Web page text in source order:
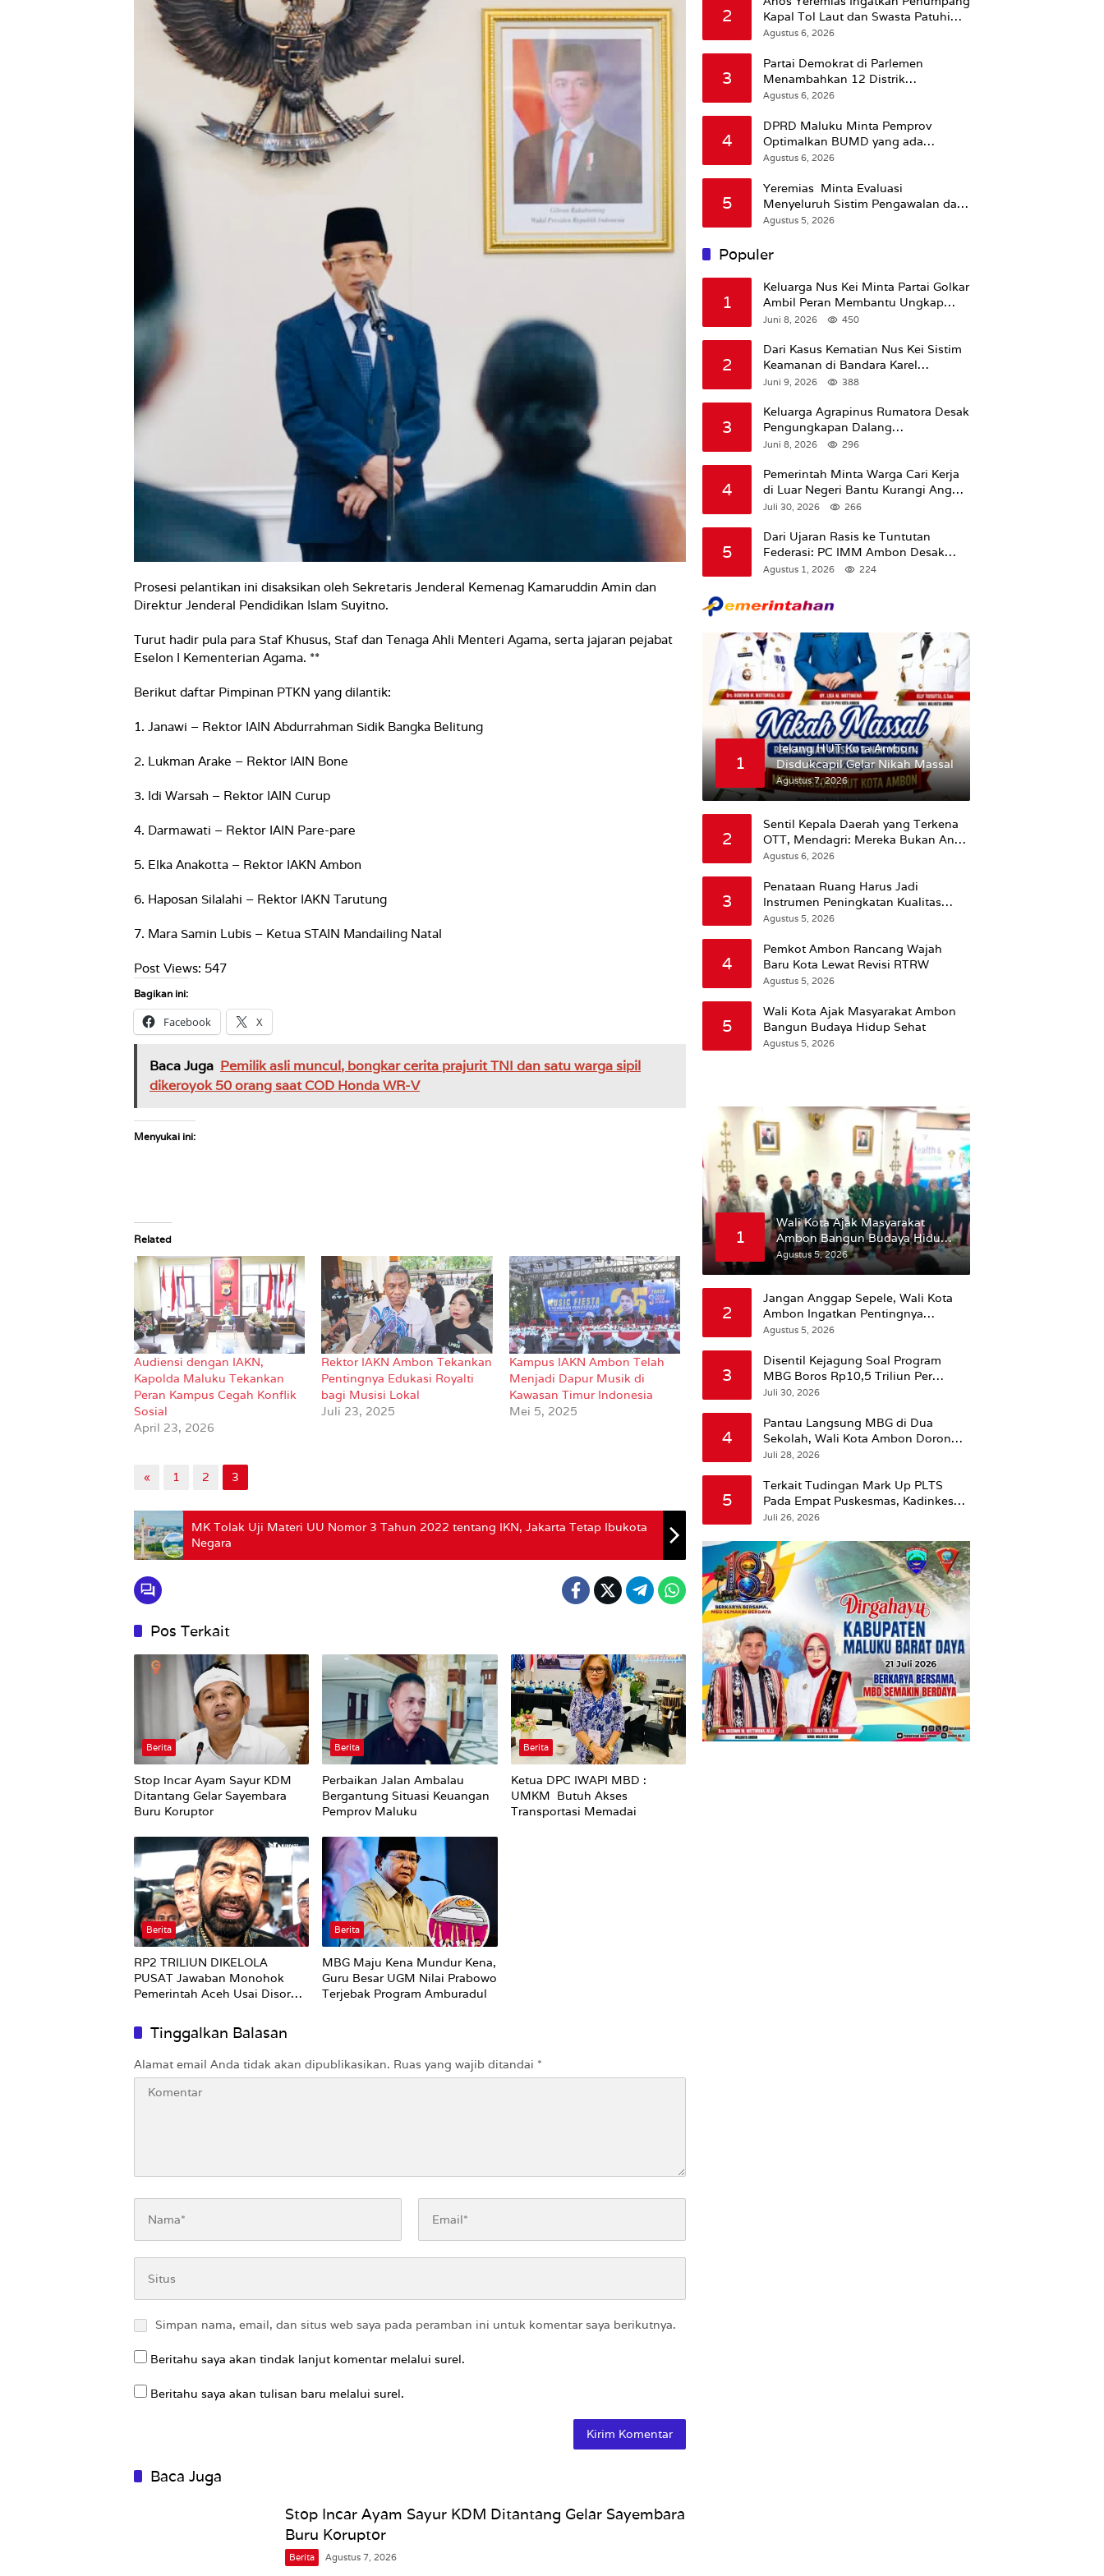
Prosesi pelantikan ini disaksikan oleh Sekretaris Jenderal Kemenag Kamaruddin Amin dan
Direktur Jenderal Pendidikan Islam Suyitno.
Turut hadir pula para Staf Khusus, Staf dan Tenaga Ahli Menteri Agama, serta jajaran pejabat
Eselon I Kementerian Agama. **
Berikut daftar Pimpinan PTKN yang dilantik:
1. Janawi – Rektor IAIN Abdurrahman Sidik Bangka Belitung
2. Lukman Arake – Rektor IAIN Bone
3. Idi Warsah – Rektor IAIN Curup
4. Darmawati – Rektor IAIN Pare-pare
5. Elka Anakotta – Rektor IAKN Ambon
6. Haposan Silalahi – Rektor IAKN Tarutung
7. Mara Samin Lubis – Ketua STAIN Mandailing Natal
Post Views: 547
Bagikan ini:
Facebook X
Baca Juga Pemilik asli muncul, bongkar cerita prajurit TNI dan satu warga sipil
dikeroyok 50 orang saat COD Honda WR-V
Menyukai ini:
Related
Audiensi dengan IAKN,
Kapolda Maluku Tekankan
Peran Kampus Cegah Konflik
Sosial
April 23, 2026
Rektor IAKN Ambon Tekankan
Pentingnya Edukasi Royalti
bagi Musisi Lokal
Juli 23, 2025
Kampus IAKN Ambon Telah
Menjadi Dapur Musik di
Kawasan Timur Indonesia
Mei 5, 2025
« 1 2 3
MK Tolak Uji Materi UU Nomor 3 Tahun 2022 tentang IKN, Jakarta Tetap Ibukota
Negara
Pos Terkait
Berita
Stop Incar Ayam Sayur KDM
Ditantang Gelar Sayembara
Buru Koruptor
Berita
Perbaikan Jalan Ambalau
Bergantung Situasi Keuangan
Pemprov Maluku
Berita
Ketua DPC IWAPI MBD :
UMKM Butuh Akses
Transportasi Memadai
Berita
RP2 TRILIUN DIKELOLA
PUSAT Jawaban Monohok
Pemerintah Aceh Usai Disorot
Pertanian
Berita
MBG Maju Kena Mundur Kena,
Guru Besar UGM Nilai Prabowo
Terjebak Program Amburadul
Tinggalkan Balasan
Alamat email Anda tidak akan dipublikasikan. Ruas yang wajib ditandai *
Simpan nama, email, dan situs web saya pada peramban ini untuk komentar saya berikutnya.
Beritahu saya akan tindak lanjut komentar melalui surel.
Beritahu saya akan tulisan baru melalui surel.
Baca Juga
Stop Incar Ayam Sayur KDM Ditantang Gelar Sayembara
Buru Koruptor
Berita Agustus 7, 2026
2
Kapal Tol Laut dan Swasta Patuhi
Peringatan BMKG
Agustus 6, 2026
3
Partai Demokrat di Parlemen
Menambahkan 12 Distrik
Pendukung Trump
Agustus 6, 2026
4
DPRD Maluku Minta Pemprov
Optimalkan BUMD yang ada
Ketimbang Menambah Baru
Agustus 6, 2026
5
Yeremias Minta Evaluasi
Menyeluruh Sistim Pengawalan dan
Operasional Angkutan Kontainer
Agustus 5, 2026
Populer
1
Keluarga Nus Kei Minta Partai Golkar
Ambil Peran Membantu Ungkap
Kematian Almarhum
Juni 8, 2026 450
2
Dari Kasus Kematian Nus Kei Sistim
Keamanan di Bandara Karel
Sadsuitubun Langgur
Juni 9, 2026 388
3
Keluarga Agrapinus Rumatora Desak
Pengungkapan Dalang
Pembunuhan, Siap Bawa Kasus ke
Juni 8, 2026 296
4
Pemerintah Minta Warga Cari Kerja
di Luar Negeri Bantu Kurangi Angka
Pengangguran
Juli 30, 2026 266
5
Dari Ujaran Rasis ke Tuntutan
Federasi: PC IMM Ambon Desak
Klarifikasi Presiden dan Imbau
Putih Di Maluku.
Agustus 1, 2026 224
1
Jelang HUT Kota Ambon,
Disdukcapil Gelar Nikah Massal
Agustus 7, 2026
2
Sentil Kepala Daerah yang Terkena
OTT, Mendagri: Mereka Bukan Anak
Kemarin Sore
Agustus 6, 2026
3
Penataan Ruang Harus Jadi
Instrumen Peningkatan Kualitas
Hidup Masyarakat, Wattimena:
Susun RDTR Sebagai Dasar Hukum
Agustus 5, 2026
4
Pemkot Ambon Rancang Wajah
Baru Kota Lewat Revisi RTRW
Agustus 5, 2026
5
Wali Kota Ajak Masyarakat Ambon
Bangun Budaya Hidup Sehat
Agustus 5, 2026
1
Wali Kota Ajak Masyarakat
Ambon Bangun Budaya Hidup
Sehat
Agustus 5, 2026
2
Jangan Anggap Sepele, Wali Kota
Ambon Ingatkan Pentingnya
Perencanaan Kesehatan
Agustus 5, 2026
3
Disentil Kejagung Soal Program
MBG Boros Rp10,5 Triliun Per
Tahun, Kepala BGN Sudaryono Beri
Juli 30, 2026
4
Pantau Langsung MBG di Dua
Sekolah, Wali Kota Ambon Dorong
Pemerataan Hingga Wilayah
Juli 28, 2026
5
Terkait Tudingan Mark Up PLTS
Pada Empat Puskesmas, Kadinkes
Ambon Beri Klarifikasi.
Juli 26, 2026